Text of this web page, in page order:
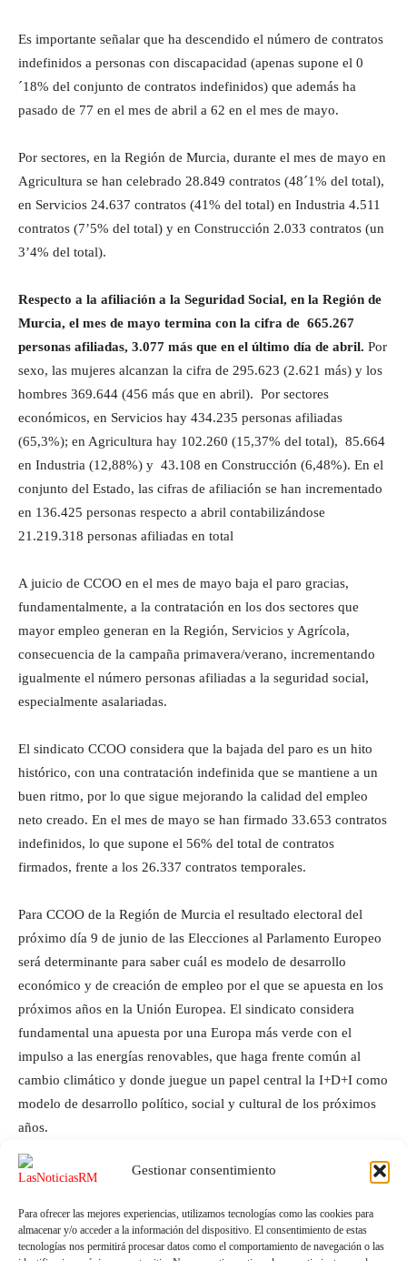
Gestionar consentimiento
Para ofrecer las mejores experiencias, utilizamos tecnologías como las cookies para
almacenar y/o acceder a la información del dispositivo. El consentimiento de estas
tecnologías nos permitirá procesar datos como el comportamiento de navegación o las
Es importante señalar que ha descendido el número de contratos
indefinidos a personas con discapacidad (apenas supone el 0
´18% del conjunto de contratos indefinidos) que además ha
pasado de 77 en el mes de abril a 62 en el mes de mayo.
Por sectores, en la Región de Murcia, durante el mes de mayo en
Agricultura se han celebrado 28.849 contratos (48´1% del total),
en Servicios 24.637 contratos (41% del total) en Industria 4.511
contratos (7’5% del total) y en Construcción 2.033 contratos (un
3’4% del total).
Respecto a la afiliación a la Seguridad Social, en la Región de
Murcia, el mes de mayo termina con la cifra de 665.267
personas afiliadas, 3.077 más que en el último día de abril. Por
sexo, las mujeres alcanzan la cifra de 295.623 (2.621 más) y los
hombres 369.644 (456 más que en abril). Por sectores
económicos, en Servicios hay 434.235 personas afiliadas
(65,3%); en Agricultura hay 102.260 (15,37% del total), 85.664
en Industria (12,88%) y 43.108 en Construcción (6,48%). En el
conjunto del Estado, las cifras de afiliación se han incrementado
en 136.425 personas respecto a abril contabilizándose
21.219.318 personas afiliadas en total
A juicio de CCOO en el mes de mayo baja el paro gracias,
fundamentalmente, a la contratación en los dos sectores que
mayor empleo generan en la Región, Servicios y Agrícola,
consecuencia de la campaña primavera/verano, incrementando
igualmente el número personas afiliadas a la seguridad social,
especialmente asalariadas.
El sindicato CCOO considera que la bajada del paro es un hito
histórico, con una contratación indefinida que se mantiene a un
buen ritmo, por lo que sigue mejorando la calidad del empleo
neto creado. En el mes de mayo se han firmado 33.653 contratos
indefinidos, lo que supone el 56% del total de contratos
firmados, frente a los 26.337 contratos temporales.
Para CCOO de la Región de Murcia el resultado electoral del
próximo día 9 de junio de las Elecciones al Parlamento Europeo
será determinante para saber cuál es modelo de desarrollo
económico y de creación de empleo por el que se apuesta en los
próximos años en la Unión Europea. El sindicato considera
fundamental una apuesta por una Europa más verde con el
impulso a las energías renovables, que haga frente común al
cambio climático y donde juegue un papel central la I+D+I como
modelo de desarrollo político, social y cultural de los próximos
años.